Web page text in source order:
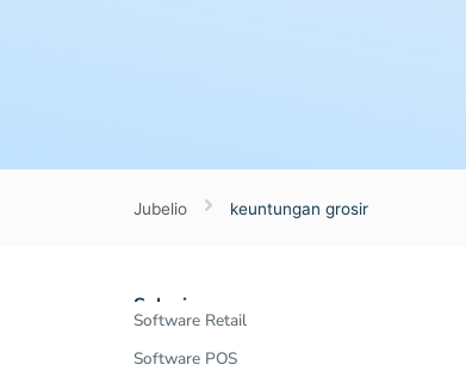
Jubelio keuntungan grosir
Solusi
Software Retail
Software POS